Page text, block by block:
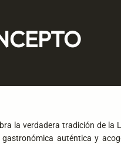
la verdadera tradición de la
auténtica y